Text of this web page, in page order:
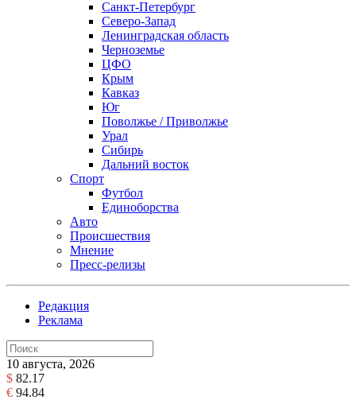
Санкт-Петербург
Северо-Запад
Ленинградская область
Черноземье
ЦФО
Крым
Кавказ
Юг
Поволжье / Приволжье
Урал
Сибирь
Дальний восток
Спорт
Футбол
Единоборства
Авто
Происшествия
Мнение
Пресс-релизы
Редакция
Реклама
10 августа, 2026
$ 82.17
€ 94.84